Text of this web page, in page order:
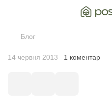
Блог
14 червня 2013 1 коментар